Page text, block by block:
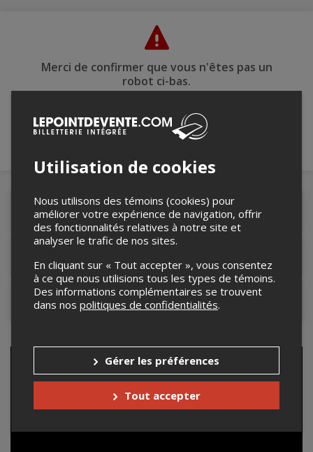
Merci de confirmer que vous n'êtes pas un
robot ci-bas.
Détails de l'événement
Contacter l'organisateur
Utilisation de cookies
Nous utilisons des témoins (cookies) pour
améliorer votre expérience de navigation, offrir
des fonctionnalités relatives à notre site et
analyser le trafic de nos sites.
En cliquant sur « Tout accepter », vous consentez
à ce que nous utilisions tous les types de témoins.
Des informations complémentaires se trouvent
dans nos politiques de confidentialités.
Gérer les préférences
Tout accepter